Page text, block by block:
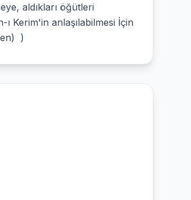
aldıkları öğütleri
Kerim'in anlaşılabilmesi İçin
)